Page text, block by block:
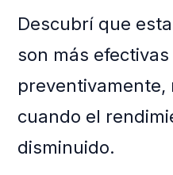
Descubrí que
son más
preventivamente,
cuando el
disminuido.